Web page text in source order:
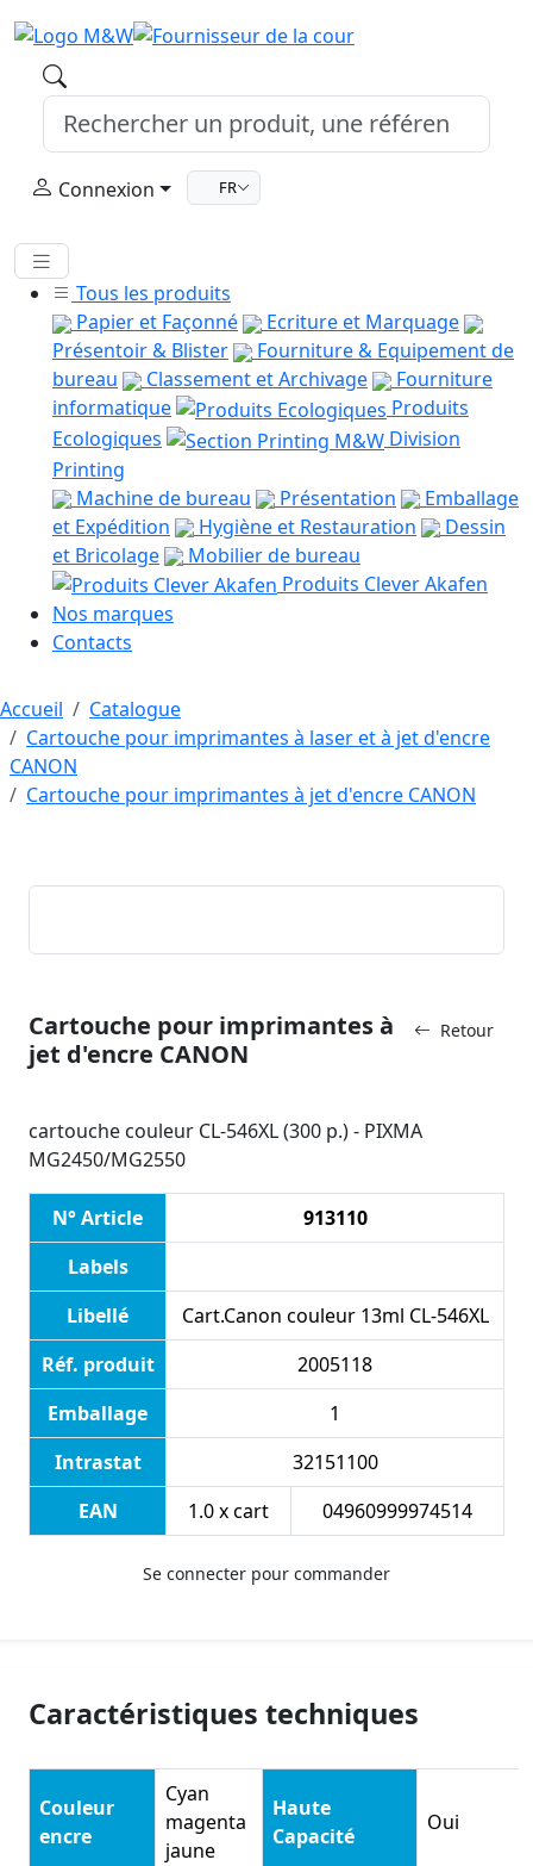
Connexion FR
Tous les produits
Papier et Façonné
Ecriture et Marquage
Présentoir & Blister
Fourniture & Equipement de
bureau
Classement et Archivage
Fourniture
informatique
Produits
Ecologiques
Division
Printing
Machine de bureau
Présentation
Emballage
et Expédition
Hygiène et Restauration
Dessin
et Bricolage
Mobilier de bureau
Produits Clever Akafen
Nos marques
Contacts
Accueil
Catalogue
Cartouche pour imprimantes à laser et à jet d'encre
CANON
Cartouche pour imprimantes à jet d'encre CANON
Retour
Cartouche pour imprimantes à
jet d'encre CANON
cartouche couleur CL-546XL (300 p.) - PIXMA
MG2450/MG2550
N° Article
913110
Labels
Libellé
Cart.Canon couleur 13ml CL-546XL
Réf. produit
2005118
Emballage
1
Intrastat
32151100
EAN
1.0 x cart 04960999974514
Se connecter pour commander
Caractéristiques techniques
Couleur
encre
Cyan
magenta
jaune
Haute
Capacité
Oui